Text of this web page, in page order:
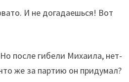
И не догадаешься! Вот
после гибели Михаила, нет-
же за партию он придумал?